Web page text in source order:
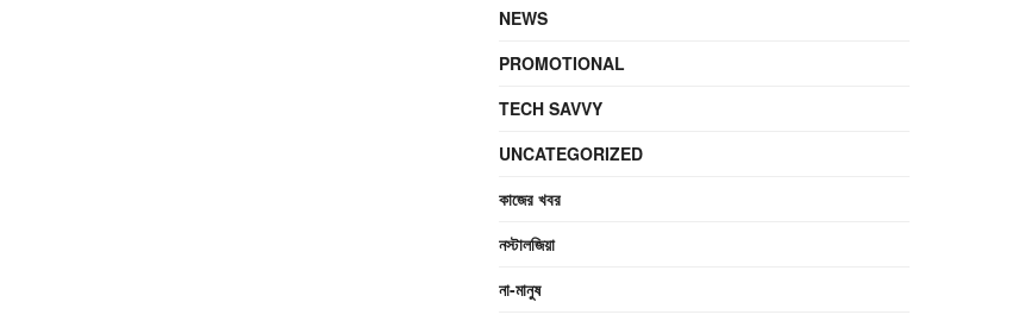
NEWS
PROMOTIONAL
TECH SAVVY
UNCATEGORIZED
কাজের খবর
নস্টালজিয়া
না-মানুষ